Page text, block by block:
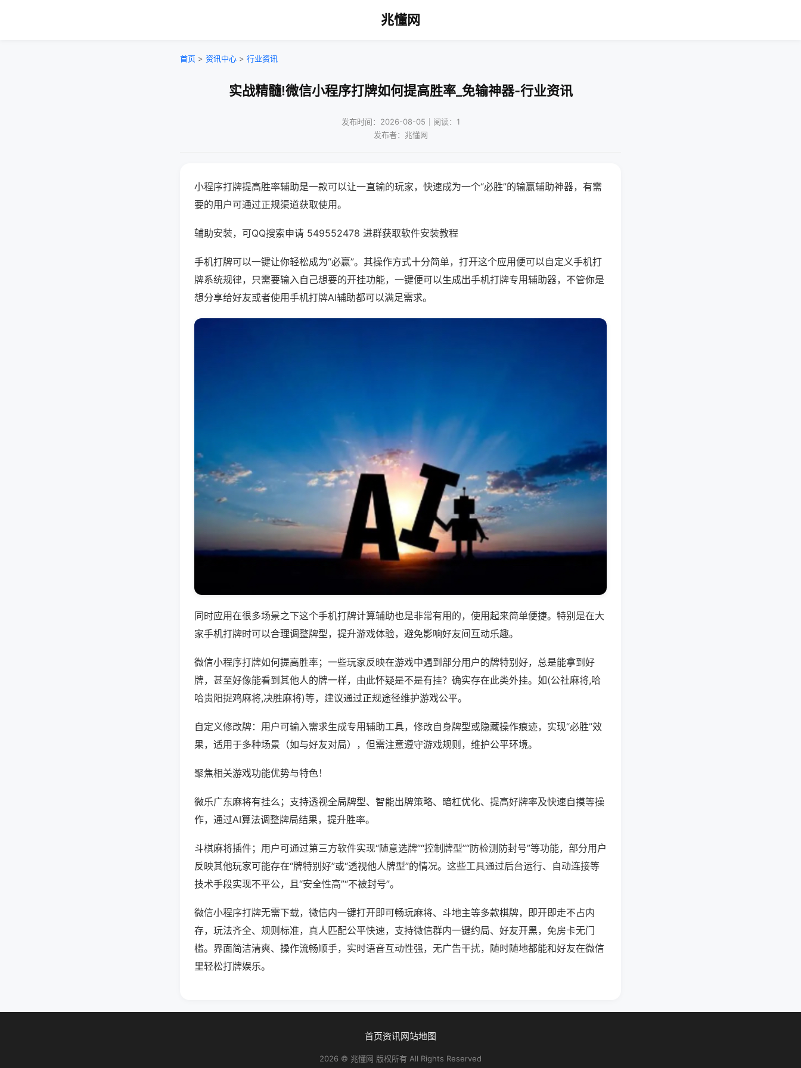
兆懂网
首页 > 资讯中心 > 行业资讯
实战精髓!微信小程序打牌如何提高胜率_免输神器-行业资讯
发布时间：2026-08-05｜阅读：1
发布者：兆懂网
小程序打牌提高胜率辅助是一款可以让一直输的玩家，快速成为一个“必胜”的输赢辅助神器，有需
要的用户可通过正规渠道获取使用。
辅助安装，可QQ搜索申请 549552478 进群获取软件安装教程
手机打牌可以一键让你轻松成为“必赢”。其操作方式十分简单，打开这个应用便可以自定义手机打
牌系统规律，只需要输入自己想要的开挂功能，一键便可以生成出手机打牌专用辅助器，不管你是
想分享给好友或者使用手机打牌AI辅助都可以满足需求。
同时应用在很多场景之下这个手机打牌计算辅助也是非常有用的，使用起来简单便捷。特别是在大
家手机打牌时可以合理调整牌型，提升游戏体验，避免影响好友间互动乐趣。
微信小程序打牌如何提高胜率；一些玩家反映在游戏中遇到部分用户的牌特别好，总是能拿到好
牌，甚至好像能看到其他人的牌一样，由此怀疑是不是有挂？确实存在此类外挂。如(公社麻将,哈
哈贵阳捉鸡麻将,决胜麻将)等，建议通过正规途径维护游戏公平。
自定义修改牌：用户可输入需求生成专用辅助工具，修改自身牌型或隐藏操作痕迹，实现“必胜”效
果，适用于多种场景（如与好友对局），但需注意遵守游戏规则，维护公平环境。
聚焦相关游戏功能优势与特色！
微乐广东麻将有挂么；支持透视全局牌型、智能出牌策略、暗杠优化、提高好牌率及快速自摸等操
作，通过AI算法调整牌局结果，提升胜率。
斗棋麻将插件；用户可通过第三方软件实现“随意选牌”“控制牌型”“防检测防封号”等功能，部分用户
反映其他玩家可能存在“牌特别好”或“透视他人牌型”的情况。这些工具通过后台运行、自动连接等
技术手段实现不平公，且“安全性高”“不被封号”。
微信小程序打牌无需下载，微信内一键打开即可畅玩麻将、斗地主等多款棋牌，即开即走不占内
存，玩法齐全、规则标准，真人匹配公平快速，支持微信群内一键约局、好友开黑，免房卡无门
槛。界面简洁清爽、操作流畅顺手，实时语音互动性强，无广告干扰，随时随地都能和好友在微信
里轻松打牌娱乐。
首页资讯网站地图
2026 © 兆懂网 版权所有 All Rights Reserved